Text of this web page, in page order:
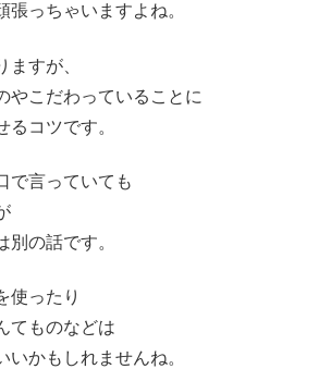
張っちゃいますよね。
ますが、
やこだわっていることに
るコツです。
で言っていても
別の話です。
使ったり
てものなどは
いかもしれませんね。